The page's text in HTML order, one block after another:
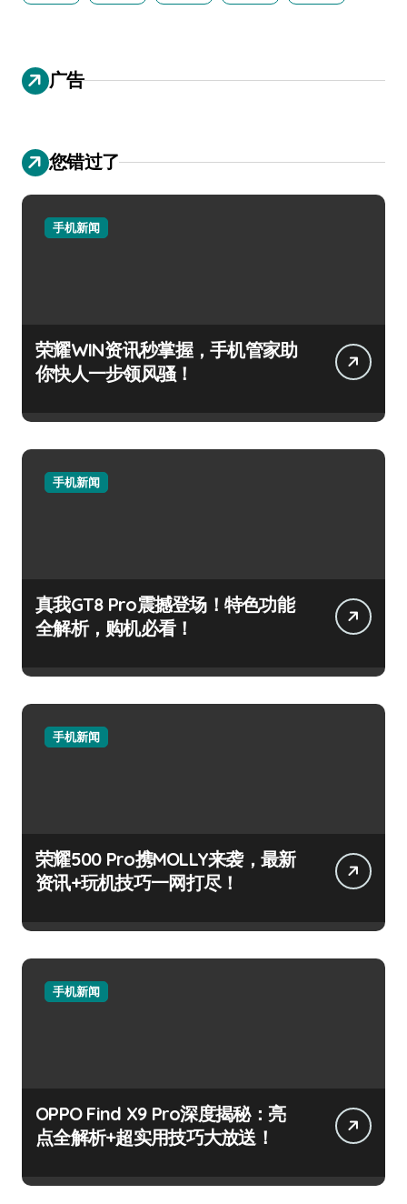
广告
您错过了
手机新闻
荣耀WIN资讯秒掌握，手机管家助
你快人一步领风骚！
手机新闻
真我GT8 Pro震撼登场！特色功能
全解析，购机必看！
手机新闻
荣耀500 Pro携MOLLY来袭，最新
资讯+玩机技巧一网打尽！
手机新闻
OPPO Find X9 Pro深度揭秘：亮
点全解析+超实用技巧大放送！